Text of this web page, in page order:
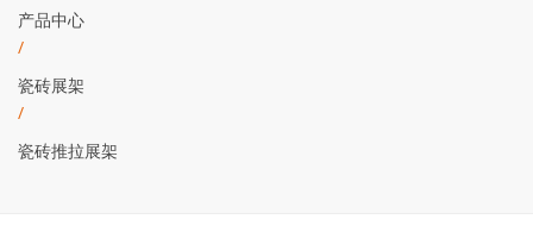
产品中心
/
瓷砖展架
/
瓷砖推拉展架